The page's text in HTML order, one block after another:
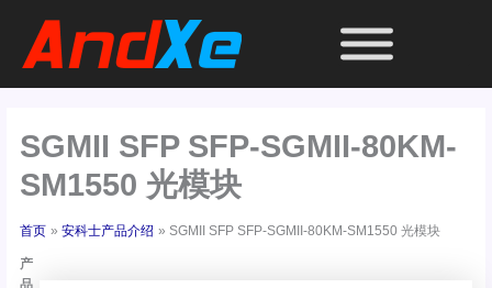
SGMII SFP SFP-SGMII-80KM-
SM1550 光模块
首页 安科士产品介绍 SGMII SFP SFP-SGMII-80KM-SM1550 光模块
产